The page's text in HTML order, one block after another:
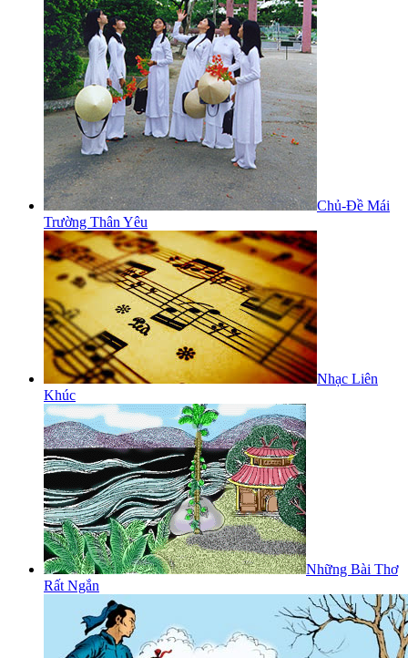
Chủ-Đề Mái
Trường Thân Yêu
Nhạc Liên
Khúc
Những Bài Thơ
Rất Ngắn